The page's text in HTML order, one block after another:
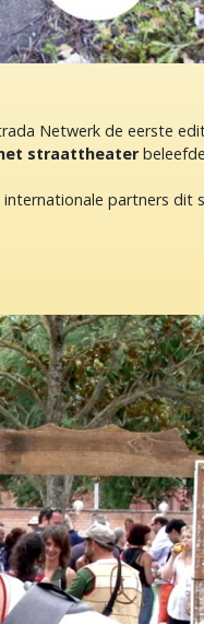
Netwerk de eerste
straattheater
partners dit